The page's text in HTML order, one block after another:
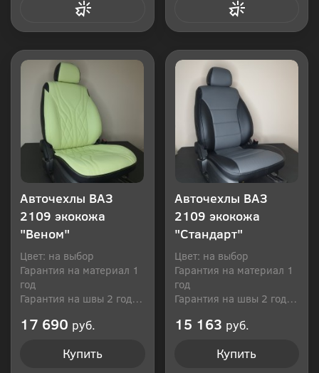
Авточехлы ВАЗ
2109 экокожа
"Веном"
Цвет: на выбор
Гарантия на материал 1
год
Гарантия на швы 2 года
17 690 руб.
Купить
Авточехлы ВАЗ
2109 экокожа
"Стандарт"
Цвет: на выбор
Гарантия на материал 1
год
Гарантия на швы 2 года
15 163 руб.
Купить